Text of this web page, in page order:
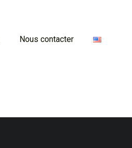
Nous contacter